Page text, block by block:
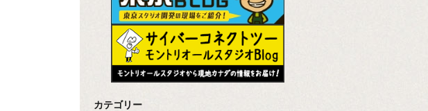
カテゴリー